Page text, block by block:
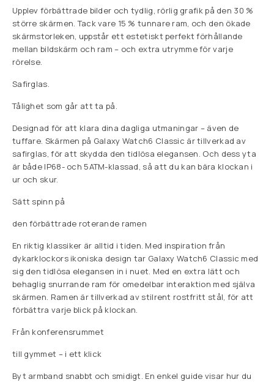
Upplev förbättrade bilder och tydlig, rörlig grafik på den 30 %
större skärmen. Tack vare 15 % tunnare ram, och den ökade
skärmstorleken, uppstår ett estetiskt perfekt förhållande
mellan bildskärm och ram – och extra utrymme för varje
rörelse.
Safirglas.
Tålighet som går att ta på.
Designad för att klara dina dagliga utmaningar – även de
tuffare. Skärmen på Galaxy Watch6 Classic är tillverkad av
safirglas, för att skydda den tidlösa elegansen. Och dess yta
är både IP68- och 5ATM-klassad, så att du kan bära klockan i
ur och skur.
Sätt spinn på
den förbättrade roterande ramen
En riktig klassiker är alltid i tiden. Med inspiration från
dykarklockors ikoniska design tar Galaxy Watch6 Classic med
sig den tidlösa elegansen in i nuet. Med en extra lätt och
behaglig snurrande ram för omedelbar interaktion med själva
skärmen. Ramen är tillverkad av stilrent rostfritt stål, för att
förbättra varje blick på klockan.
Från konferensrummet
till gymmet – i ett klick
Byt armband snabbt och smidigt. En enkel guide visar hur du